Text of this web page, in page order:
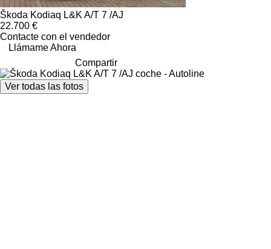
Škoda Kodiaq L&K A/T 7 /AJ
22.700 €
Contacte con el vendedor
Llámame Ahora
Compartir
Ver todas las fotos